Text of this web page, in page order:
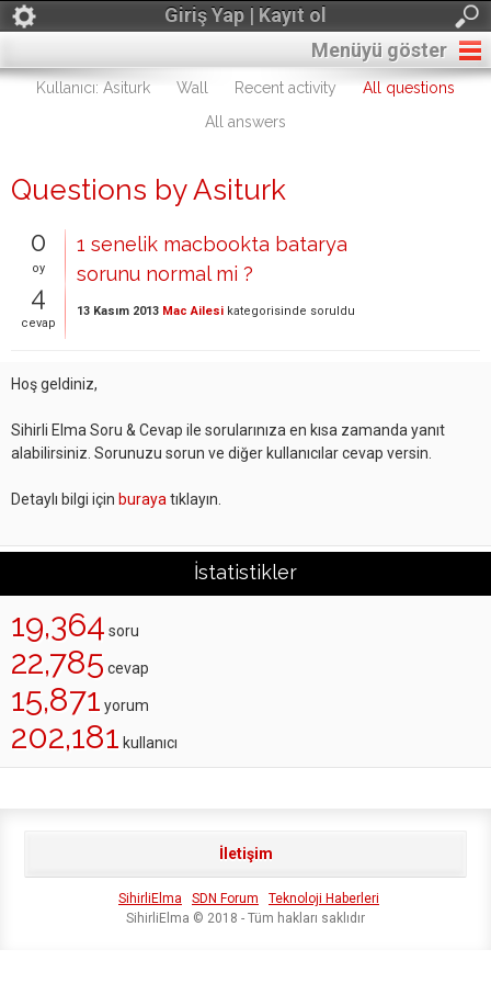
Giriş Yap | Kayıt ol
Menüyü göster
Kullanıcı: Asiturk Wall Recent activity
All questions
All answers
Questions by Asiturk
0
oy
4
cevap
1 senelik macbookta batarya
sorunu normal mi ?
13 Kasım 2013 Mac Ailesi kategorisinde soruldu
Hoş geldiniz,
Sihirli Elma Soru & Cevap ile sorularınıza en kısa zamanda yanıt
alabilirsiniz. Sorunuzu sorun ve diğer kullanıcılar cevap versin.
Detaylı bilgi için buraya tıklayın.
İstatistikler
19,364 soru
22,785 cevap
15,871 yorum
202,181 kullanıcı
İletişim
SihirliElma SDN Forum
Teknoloji Haberleri
SihirliElma © 2018 - Tüm hakları saklıdır